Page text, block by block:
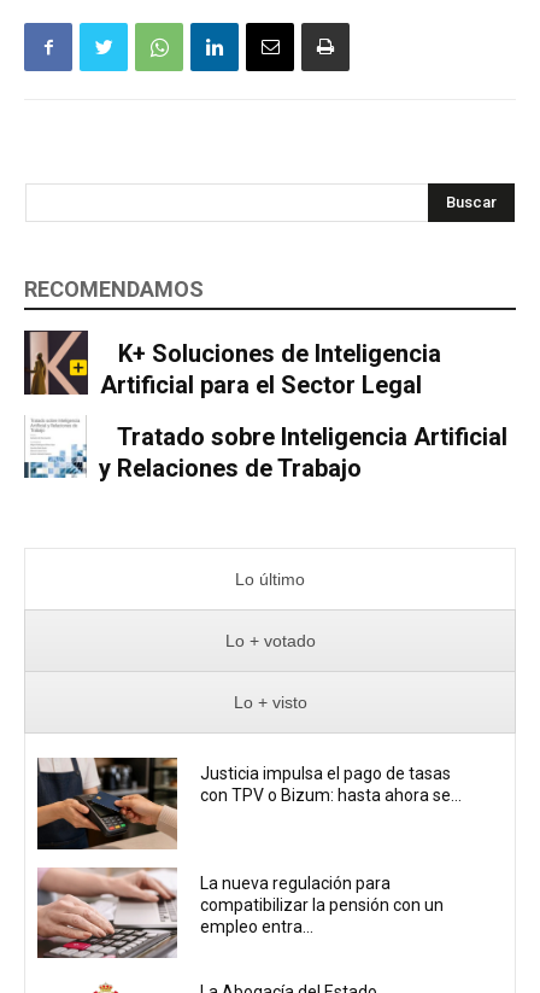
Buscar
RECOMENDAMOS
K+ Soluciones de Inteligencia
Artificial para el Sector Legal
Tratado sobre Inteligencia Artificial
y Relaciones de Trabajo
Lo último
Lo + votado
Lo + visto
Justicia impulsa el pago de tasas
con TPV o Bizum: hasta ahora se...
La nueva regulación para
compatibilizar la pensión con un
empleo entra...